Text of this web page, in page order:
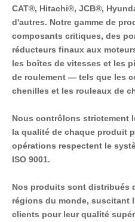
CAT®, Hitachi®, JCB®,
d'autres. Notre gamme de
composants critiques, des
réducteurs finaux aux
les boîtes de vitesses et les
de roulement — tels que les
chenilles et les rouleaux de
Nous contrôlons strictement
la qualité de chaque produit
opérations respectent le
ISO 9001.
Nos produits sont distribués
régions du monde, suscitant
clients pour leur qualité